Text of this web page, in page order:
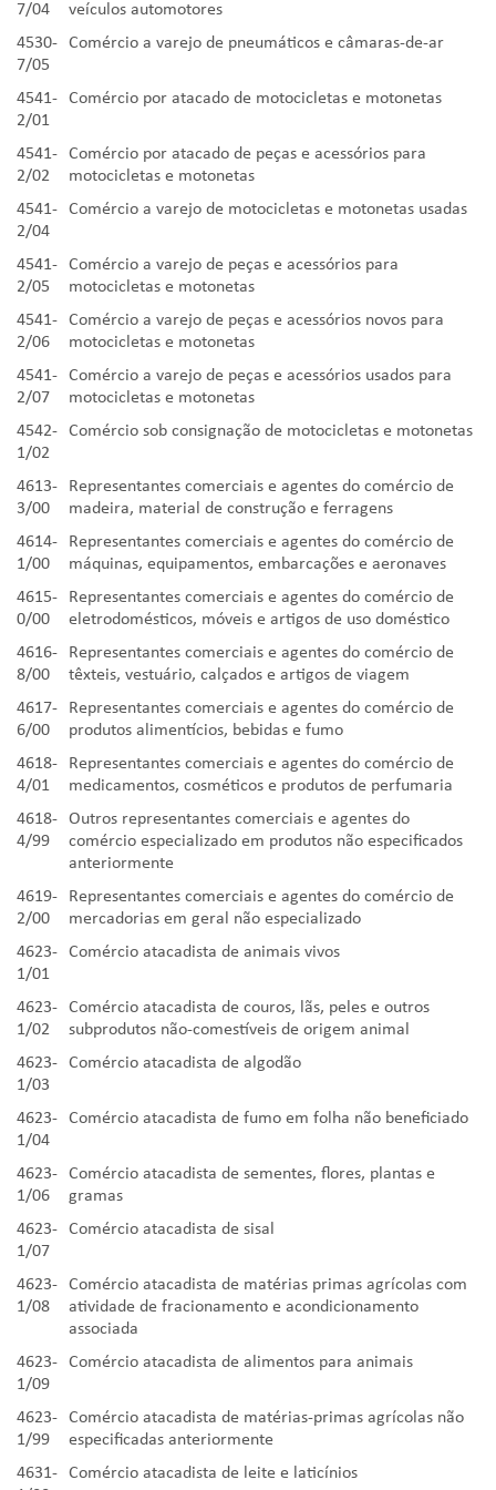
7/04
veículos automotores
4530-
7/05
Comércio a varejo de pneumáticos e câmaras-de-ar
4541-
2/01
Comércio por atacado de motocicletas e motonetas
4541-
2/02
Comércio por atacado de peças e acessórios para
motocicletas e motonetas
4541-
2/04
Comércio a varejo de motocicletas e motonetas usadas
4541-
2/05
Comércio a varejo de peças e acessórios para
motocicletas e motonetas
4541-
2/06
Comércio a varejo de peças e acessórios novos para
motocicletas e motonetas
4541-
2/07
Comércio a varejo de peças e acessórios usados para
motocicletas e motonetas
4542-
1/02
Comércio sob consignação de motocicletas e motonetas
4613-
3/00
Representantes comerciais e agentes do comércio de
madeira, material de construção e ferragens
4614-
1/00
Representantes comerciais e agentes do comércio de
máquinas, equipamentos, embarcações e aeronaves
4615-
0/00
Representantes comerciais e agentes do comércio de
eletrodomésticos, móveis e artigos de uso doméstico
4616-
8/00
Representantes comerciais e agentes do comércio de
têxteis, vestuário, calçados e artigos de viagem
4617-
6/00
Representantes comerciais e agentes do comércio de
produtos alimentícios, bebidas e fumo
4618-
4/01
Representantes comerciais e agentes do comércio de
medicamentos, cosméticos e produtos de perfumaria
4618-
4/99
Outros representantes comerciais e agentes do
comércio especializado em produtos não especificados
anteriormente
4619-
2/00
Representantes comerciais e agentes do comércio de
mercadorias em geral não especializado
4623-
1/01
Comércio atacadista de animais vivos
4623-
1/02
Comércio atacadista de couros, lãs, peles e outros
subprodutos não-comestíveis de origem animal
4623-
1/03
Comércio atacadista de algodão
4623-
1/04
Comércio atacadista de fumo em folha não beneficiado
4623-
1/06
Comércio atacadista de sementes, flores, plantas e
gramas
4623-
1/07
Comércio atacadista de sisal
4623-
1/08
Comércio atacadista de matérias primas agrícolas com
atividade de fracionamento e acondicionamento
associada
4623-
1/09
Comércio atacadista de alimentos para animais
4623-
1/99
Comércio atacadista de matérias-primas agrícolas não
especificadas anteriormente
4631-
Comércio atacadista de leite e laticínios